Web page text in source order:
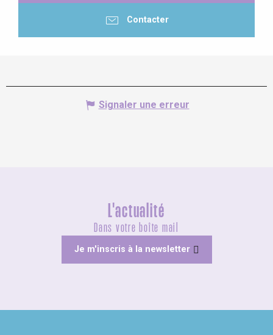
Contacter
Signaler une erreur
L'actualité
Dans votre boîte mail
Je m'inscris à la newsletter